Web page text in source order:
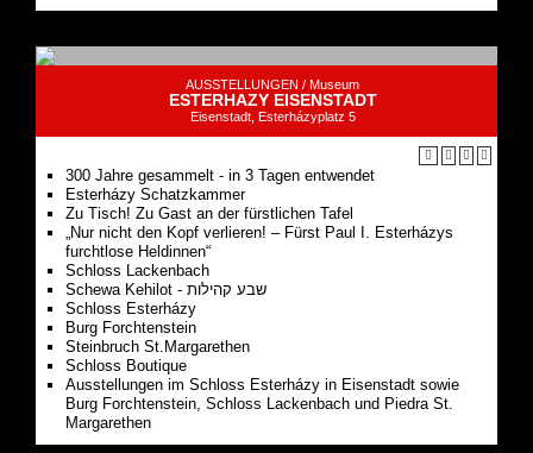
AUSSTELLUNGEN /Museum
300 Jahre gesammelt - in 3 Tagen entwendet
Esterházy Schatzkammer
Zu Tisch! Zu Gast an der fürstlichen Tafel
„Nur nicht den Kopf verlieren! – Fürst Paul I. Esterházys
furchtlose Heldinnen“
Schloss Lackenbach
Schewa Kehilot - שבע קהילות
Schloss Esterházy
Burg Forchtenstein
Steinbruch St.Margarethen
Schloss Boutique
Ausstellungen im Schloss Esterházy in Eisenstadt sowie
Burg Forchtenstein, Schloss Lackenbach und Piedra St.
Margarethen
SEHENSWÜRDIGKEITEN /Schloss